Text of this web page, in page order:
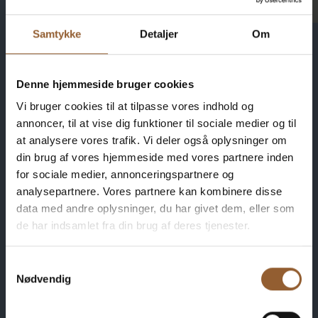
Samtykke Detaljer Om
Denne hjemmeside bruger cookies
Vi bruger cookies til at tilpasse vores indhold og
annoncer, til at vise dig funktioner til sociale medier og til
at analysere vores trafik. Vi deler også oplysninger om
din brug af vores hjemmeside med vores partnere inden
for sociale medier, annonceringspartnere og
analysepartnere. Vores partnere kan kombinere disse
data med andre oplysninger, du har givet dem, eller som
de har indsamlet fra din brug af deres tjenester.
Nødvendig
Spar penge – køb
fordelskort
Platin